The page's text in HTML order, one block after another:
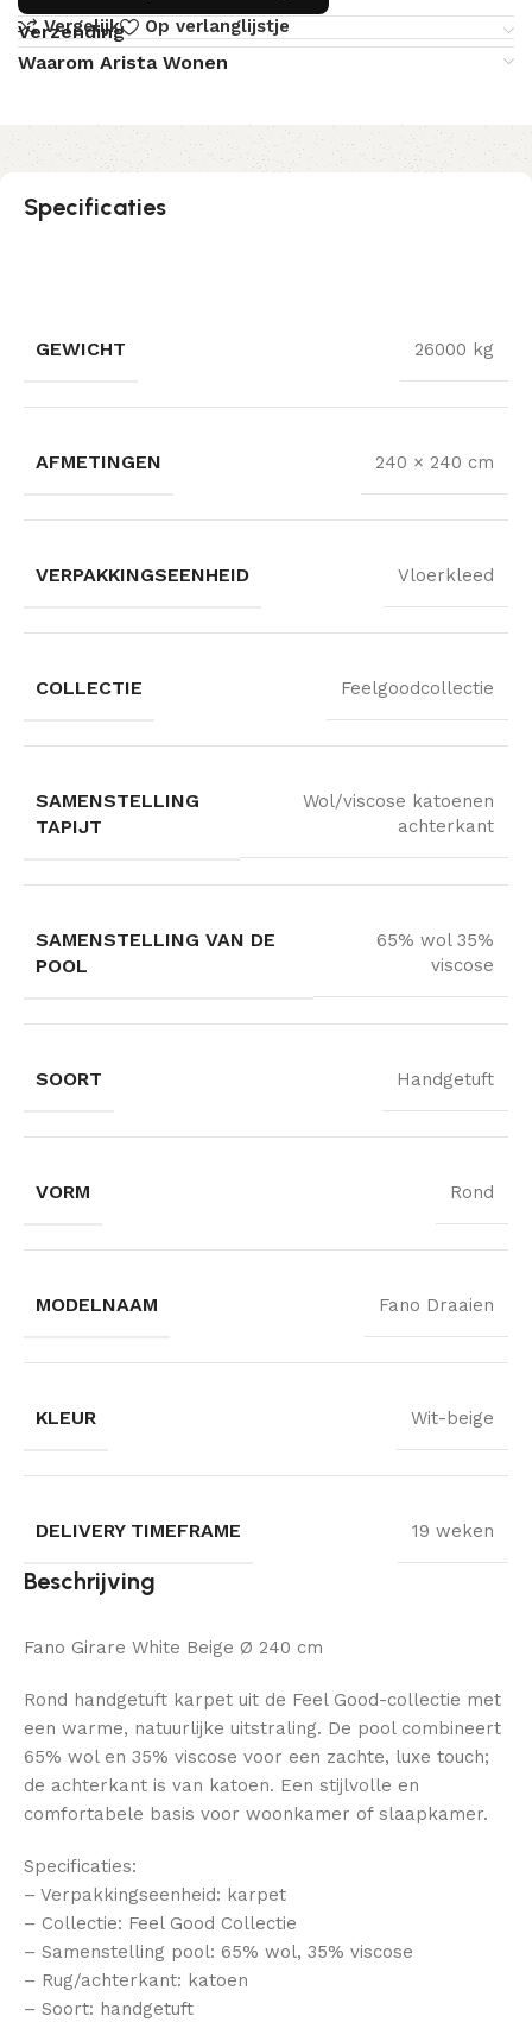
Vergelijk
Op verlanglijstje
Verzending
Waarom Arista Wonen
Specificaties
GEWICHT 26000 kg
AFMETINGEN 240 × 240 cm
VERPAKKINGSEENHEID Vloerkleed
COLLECTIE Feelgoodcollectie
SAMENSTELLING
TAPIJT
Wol/viscose katoenen
achterkant
SAMENSTELLING VAN DE
POOL
65% wol 35%
viscose
SOORT Handgetuft
VORM Rond
MODELNAAM Fano Draaien
KLEUR Wit-beige
DELIVERY TIMEFRAME 19 weken
Beschrijving
Fano Girare White Beige Ø 240 cm
Rond handgetuft karpet uit de Feel Good-collectie met
een warme, natuurlijke uitstraling. De pool combineert
65% wol en 35% viscose voor een zachte, luxe touch;
de achterkant is van katoen. Een stijlvolle en
comfortabele basis voor woonkamer of slaapkamer.
Specificaties:
– Verpakkingseenheid: karpet
– Collectie: Feel Good Collectie
– Samenstelling pool: 65% wol, 35% viscose
– Rug/achterkant: katoen
– Soort: handgetuft